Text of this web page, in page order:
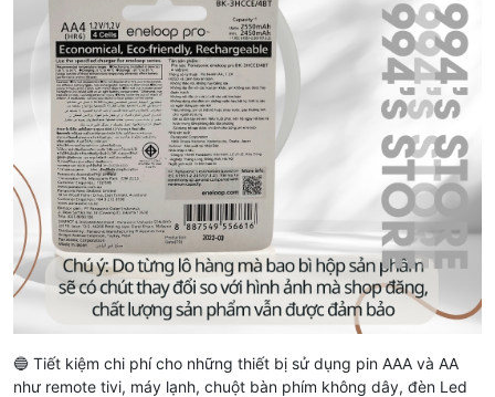
🔵 Tiết kiệm chi phí cho những thiết bị sử dụng pin AAA và AA
như remote tivi, máy lạnh, chuột bàn phím không dây, đèn Led